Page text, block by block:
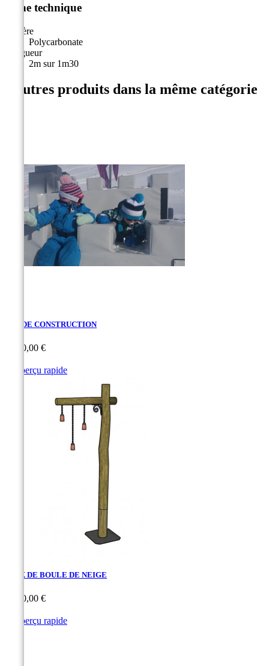
Fiche technique
Matière
Polycarbonate
Longueur
2m sur 1m30
4 autres produits dans la même catégorie
JEU DE CONSTRUCTION
3 810,00 €
Aperçu rapide
JEUX DE BOULE DE NEIGE
1 030,00 €
Aperçu rapide